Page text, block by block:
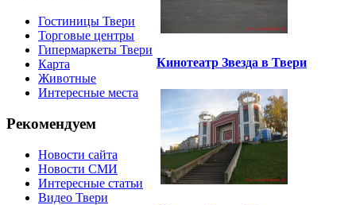
Гостиницы Твери
Торговые центры
Гипермаркеты Твери
Карта
Животные
Интересные места
Рекомендуем
Новости сайта
Новости СМИ
Интересные статьи
Видео Твери
Кинотеатр Звезда в Твери